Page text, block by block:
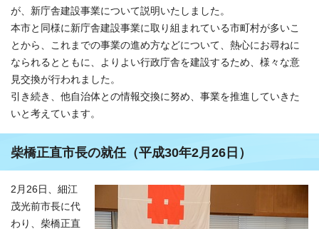
が、新庁舎建設事業について説明いたしました。
本市と同様に新庁舎建設事業に取り組まれている市町村が多いこ
とから、これまでの事業の進め方などについて、熱心にお尋ねに
なられるとともに、よりよい行政庁舎を建設するため、様々な意
見交換が行われました。
引き続き、他自治体との情報交換に努め、事業を推進していきた
いと考えています。
柴橋正直市長の就任（平成30年2月26日）
2月26日、細江
茂光前市長に代
わり、柴橋正直